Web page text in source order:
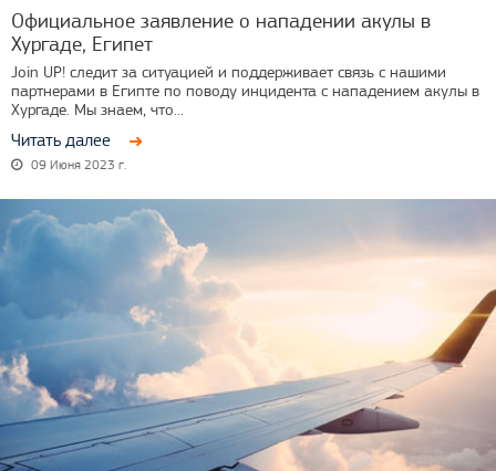
Официальное заявление о нападении акулы в
Хургаде, Египет
Join UP! следит за ситуацией и поддерживает связь с нашими
партнерами в Египте по поводу инцидента с нападением акулы в
Хургаде. Мы знаем, что...
Читать далее
09 Июня 2023 г.